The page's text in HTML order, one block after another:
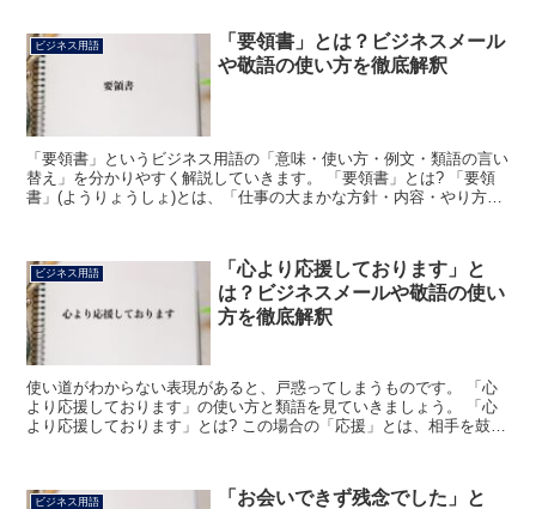
ビジネス用語
「要領書」とは？ビジネスメール
や敬語の使い方を徹底解釈
「要領書」というビジネス用語の「意味・使い方・例文・類語の言い
替え」を分かりやすく解説していきます。 「要領書」とは? 「要領
書」(ようりょうしょ)とは、「仕事の大まかな方針・内容・やり方を
ビジネス用語
「心より応援しております」と
は？ビジネスメールや敬語の使い
方を徹底解釈
使い道がわからない表現があると、戸惑ってしまうものです。 「心
より応援しております」の使い方と類語を見ていきましょう。 「心
より応援しております」とは? この場合の「応援」とは、相手を鼓舞
ビジネス用語
「お会いできず残念でした」と